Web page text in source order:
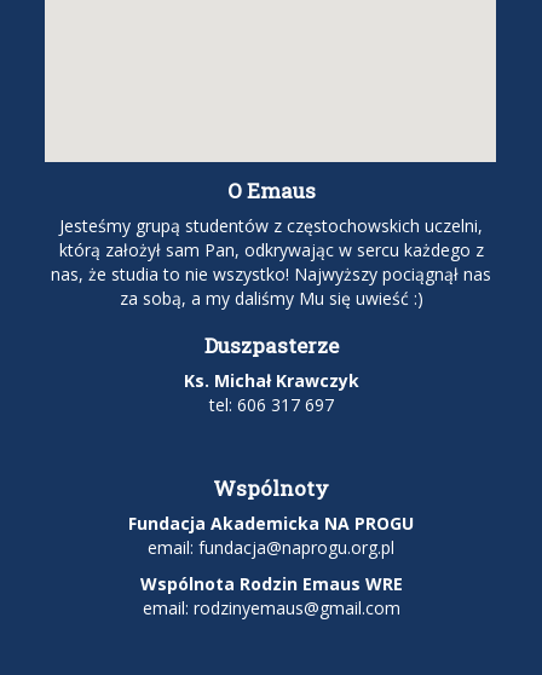
O Emaus
Jesteśmy grupą studentów z częstochowskich uczelni,
którą założył sam Pan, odkrywając w sercu każdego z
nas, że studia to nie wszystko! Najwyższy pociągnął nas
za sobą, a my daliśmy Mu się uwieść :)
Duszpasterze
Ks. Michał Krawczyk
tel: 606 317 697
Wspólnoty
Fundacja Akademicka NA PROGU
email: fundacja@naprogu.org.pl
Wspólnota Rodzin Emaus WRE
email: rodzinyemaus@gmail.com